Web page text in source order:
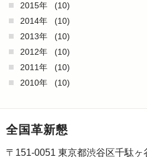
2015年
(10)
2014年
(10)
2013年
(10)
2012年
(10)
2011年
(10)
2010年
(10)
全国革新懇
〒151-0051 東京都渋谷区千駄